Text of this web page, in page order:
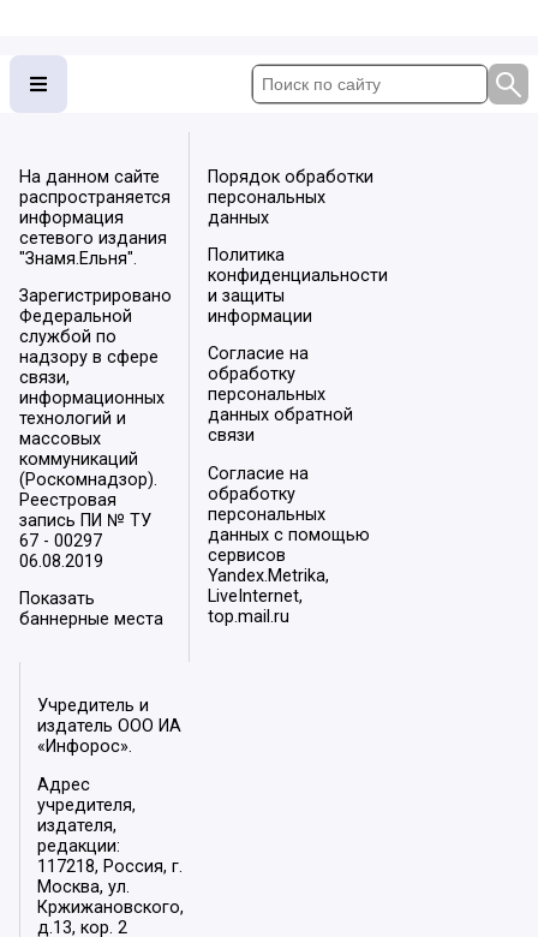
На данном сайте
распространяется
информация
сетевого издания
"Знамя.Ельня".
Зарегистрировано
Федеральной
службой по
надзору в сфере
связи,
информационных
технологий и
массовых
коммуникаций
(Роскомнадзор).
Реестровая
запись ПИ № ТУ
67 - 00297
06.08.2019
Показать
баннерные места
Порядок обработки
персональных
данных
Политика
конфиденциальности
и защиты
информации
Согласие на
обработку
персональных
данных обратной
связи
Согласие на
обработку
персональных
данных с помощью
сервисов
Yandex.Metrika,
LiveInternet,
top.mail.ru
Учредитель и
издатель ООО ИА
«Инфорос».
Адрес
учредителя,
издателя,
редакции:
117218, Россия, г.
Москва, ул.
Кржижановского,
д.13, кор. 2